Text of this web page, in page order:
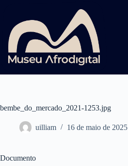
conteúdo
bembe_do_mercado_2021-1253.jpg
uilliam 16 de maio de 2025
Documento